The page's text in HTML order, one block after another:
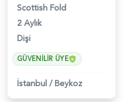
Scottish Fold
2 Aylık
Dişi
GÜVENILIR ÜYE
İstanbul / Beykoz